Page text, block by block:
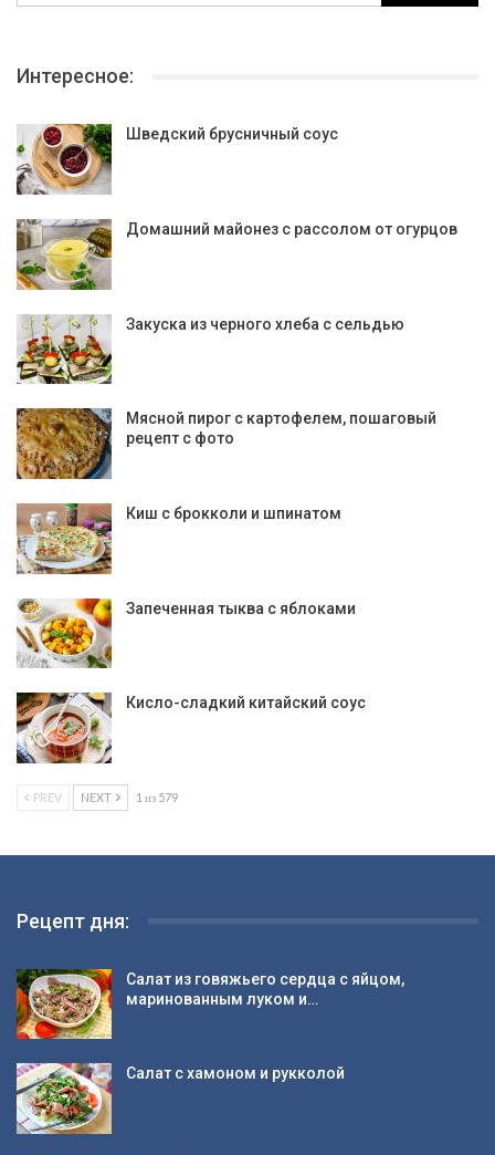
Интересное:
Шведский брусничный соус
Домашний майонез с рассолом от огурцов
Закуска из черного хлеба с сельдью
Мясной пирог с картофелем, пошаговый
рецепт с фото
Киш с брокколи и шпинатом
Запеченная тыква с яблоками
Кисло-сладкий китайский соус
PREV NEXT 1 из 579
Рецепт дня:
Салат из говяжьего сердца с яйцом,
маринованным луком и…
Салат с хамоном и рукколой